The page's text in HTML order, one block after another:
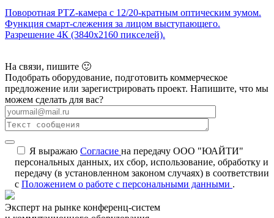
Поворотная PTZ-камера с 12/20-кратным оптическим зумом.
Функция смарт-слежения за лицом выступающего.
Разрешение 4К (3840х2160 пикселей).
На связи, пишите 🙂
Подобрать оборудование, подготовить коммерческое
предложение или зарегистрировать проект. Напишите, что мы
можем сделать для вас?
Я выражаю Согласие на передачу ООО "ЮАЙТИ"
персональных данных, их сбор, использование, обработку и
передачу (в установленном законом случаях) в соответствии
с Положением о работе с персональными данными .
Эксперт на рынке конференц-систем